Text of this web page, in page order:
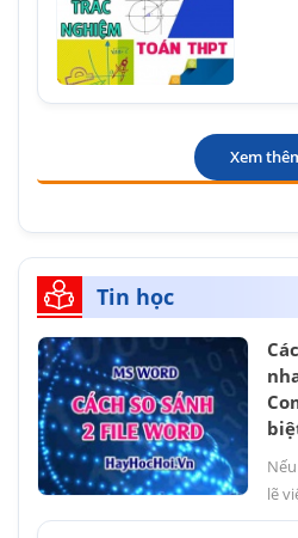
Xem
Tin học
lẽ